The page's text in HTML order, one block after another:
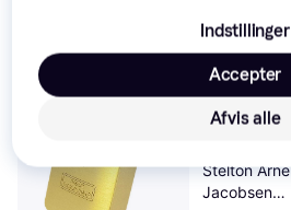
Populær
Stelton Arne
Jacobsen
Indstillinger
Afvis alle
Accepter